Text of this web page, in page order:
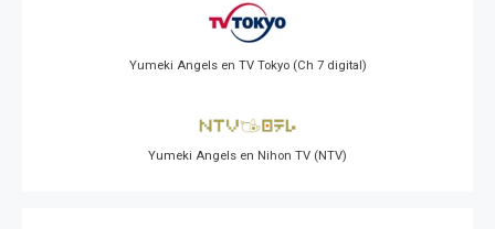
Yumeki Angels en TV Tokyo (Ch 7 digital)
Yumeki Angels en Nihon TV (NTV)